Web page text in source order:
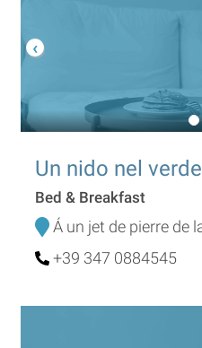
Un nido nel verde
Bed & Breakfast
+39 347 0884545